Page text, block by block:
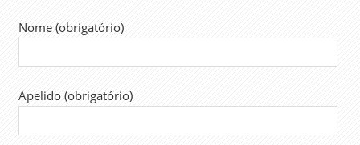
JUSTIÇA
ALARCÃO
Nome (obrigatório)
Apelido (obrigatório)